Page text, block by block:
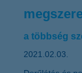
a többség
2021.02.03.